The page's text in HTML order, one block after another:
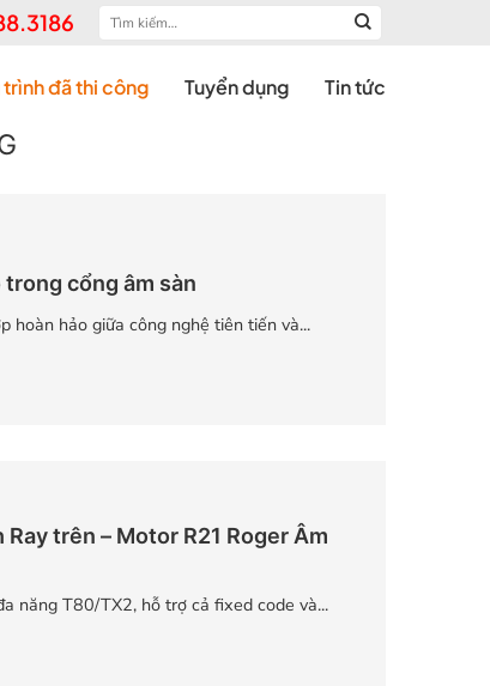
Tìm
trình đã thi công Tuyển dụng Tin tức
cổng âm sàn
hoàn hảo giữa công nghệ tiên tiến và...
trên – Motor R21 Roger Âm
năng T80/TX2, hỗ trợ cả fixed code và...